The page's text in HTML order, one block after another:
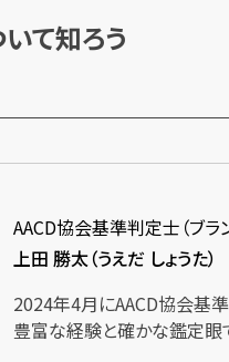
て知ろう
AACD協会基準判定士（ブラ
上田 勝太（うえだ しょうた）
2024年4月にAACD協会基
豊富な経験と確かな鑑定眼